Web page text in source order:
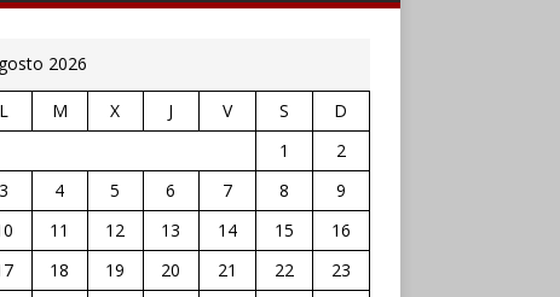
2026
L M X J V S
D
1
2
3
4 5 6 7 8
9
11 12 13 14 15
16
18 19 20 21 22
23